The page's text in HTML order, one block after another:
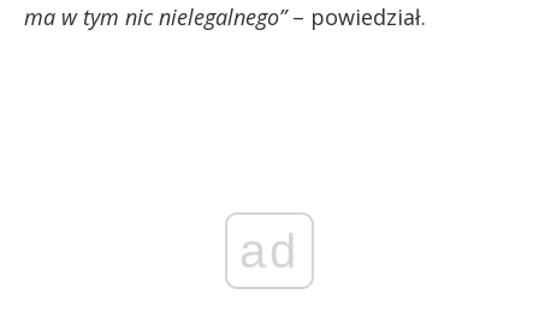
ma w tym nicnielegalnego”– powiedział.
ad